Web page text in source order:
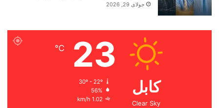
جولای 29, 2026
کابل
Clear Sky
23
℃
30º - 22º
56%
1.02 km/h